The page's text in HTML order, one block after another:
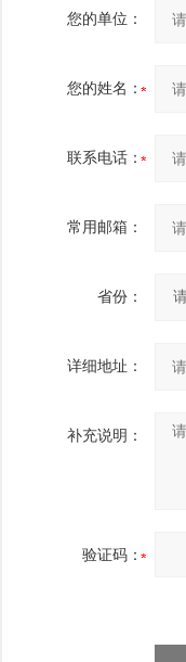
您的单位：
您的姓名：
联系电话：
常用邮箱：
省份：
详细地址：
补充说明：
验证码：